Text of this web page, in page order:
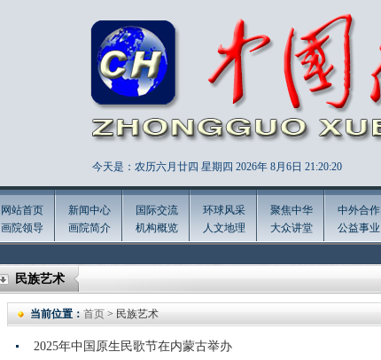
今天是：农历六月廿四 星期四 2026年 8月6日 21:20:20
网站首页
画院领导
新闻中心
画院简介
国际交流
机构概览
环球风采
人文地理
聚焦中华
大众讲堂
中外合作
公益事业
民族艺术
当前位置： 首页> 民族艺术
2025年中国原生民歌节在内蒙古举办